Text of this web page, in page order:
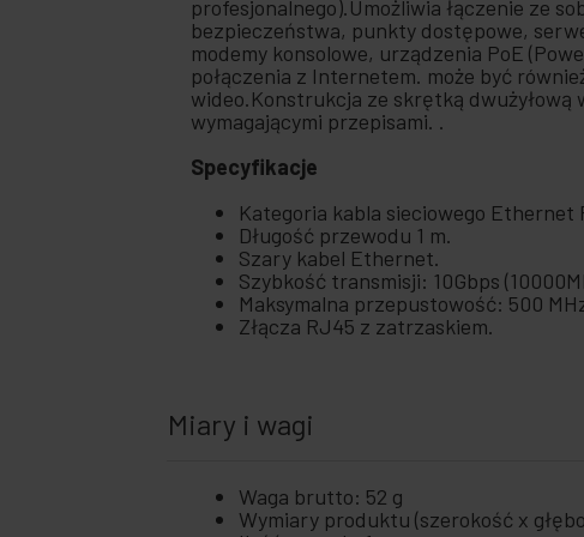
alarmy i kontrola
+
profesjonalnego).Umożliwia łączenie ze
bezpieczeństwa, punkty dostępowe,
modemy konsolowe, urządzenia PoE
połączenia z Internetem. może być
wideo.Konstrukcja ze skrętką
wymagającymi przepisami. .
Specyfikacje
Kategoria kabla sieciowego Ethernet
Długość przewodu 1 m.
Szary kabel Ethernet.
Szybkość transmisji: 10Gbps
Maksymalna przepustowość: 500
Złącza RJ45 z zatrzaskiem.
Miary i wagi
Waga brutto: 52 g
Wymiary produktu (szerokość x